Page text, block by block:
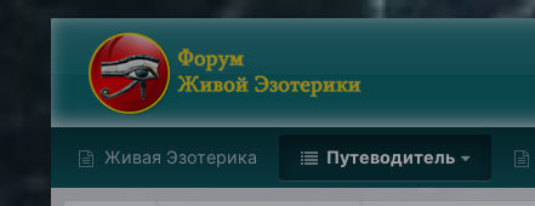
Живая Эзотерика Путеводитель